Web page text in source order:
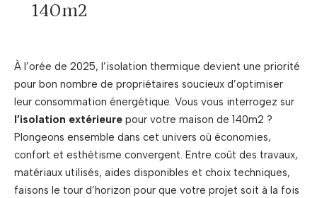
140m2
À l’orée de 2025, l’isolation thermique devient une priorité
pour bon nombre de propriétaires soucieux d’optimiser
leur consommation énergétique. Vous vous interrogez sur
l’isolation extérieure pour votre maison de 140m2 ?
Plongeons ensemble dans cet univers où économies,
confort et esthétisme convergent. Entre coût des travaux,
matériaux utilisés, aides disponibles et choix techniques,
faisons le tour d’horizon pour que votre projet soit à la fois